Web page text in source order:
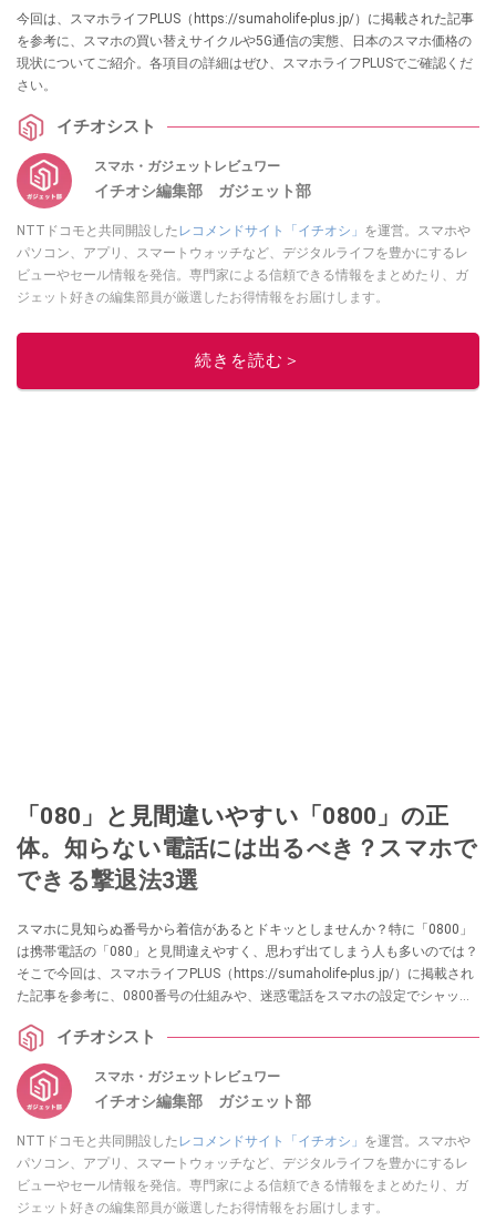
今回は、スマホライフPLUS（https://sumaholife-plus.jp/）に掲載された記事
を参考に、スマホの買い替えサイクルや5G通信の実態、日本のスマホ価格の
現状についてご紹介。各項目の詳細はぜひ、スマホライフPLUSでご確認くだ
さい。
イチオシスト
スマホ・ガジェットレビュワー
イチオシ編集部 ガジェット部
NTTドコモと共同開設したレコメンドサイト「イチオシ」 を運営。スマホや
パソコン、アプリ、スマートウォッチなど、デジタルライフを豊かにするレ
ビューやセール情報を発信。専門家による信頼できる情報をまとめたり、ガ
ジェット好きの編集部員が厳選したお得情報をお届けします。
このイチオシストの他の記事を読む
続きを読む＞
「080」と見間違いやすい「0800」の正
体。知らない電話には出るべき？スマホで
できる撃退法3選
スマホに見知らぬ番号から着信があるとドキッとしませんか？特に「0800」
は携帯電話の「080」と見間違えやすく、思わず出てしまう人も多いのでは？
そこで今回は、スマホライフPLUS（https://sumaholife-plus.jp/）に掲載され
た記事を参考に、0800番号の仕組みや、迷惑電話をスマホの設定でシャット
PLUSでご確認ください。
イチオシスト
スマホ・ガジェットレビュワー
イチオシ編集部 ガジェット部
NTTドコモと共同開設したレコメンドサイト「イチオシ」 を運営。スマホや
パソコン、アプリ、スマートウォッチなど、デジタルライフを豊かにするレ
ビューやセール情報を発信。専門家による信頼できる情報をまとめたり、ガ
ジェット好きの編集部員が厳選したお得情報をお届けします。